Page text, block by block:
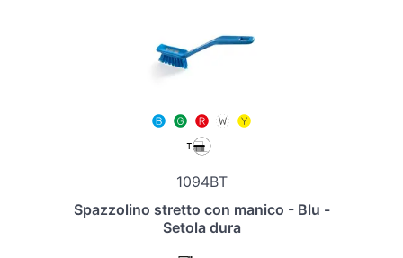
1094BT
Spazzolino stretto con manico - Blu -
Setola dura